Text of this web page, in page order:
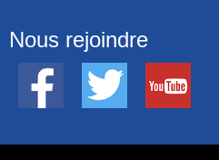
Nous rejoindre